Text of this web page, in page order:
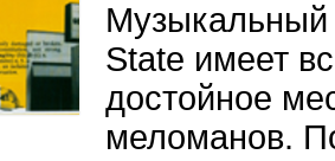
Музыкальный
State имеет
достойное
меломанов.